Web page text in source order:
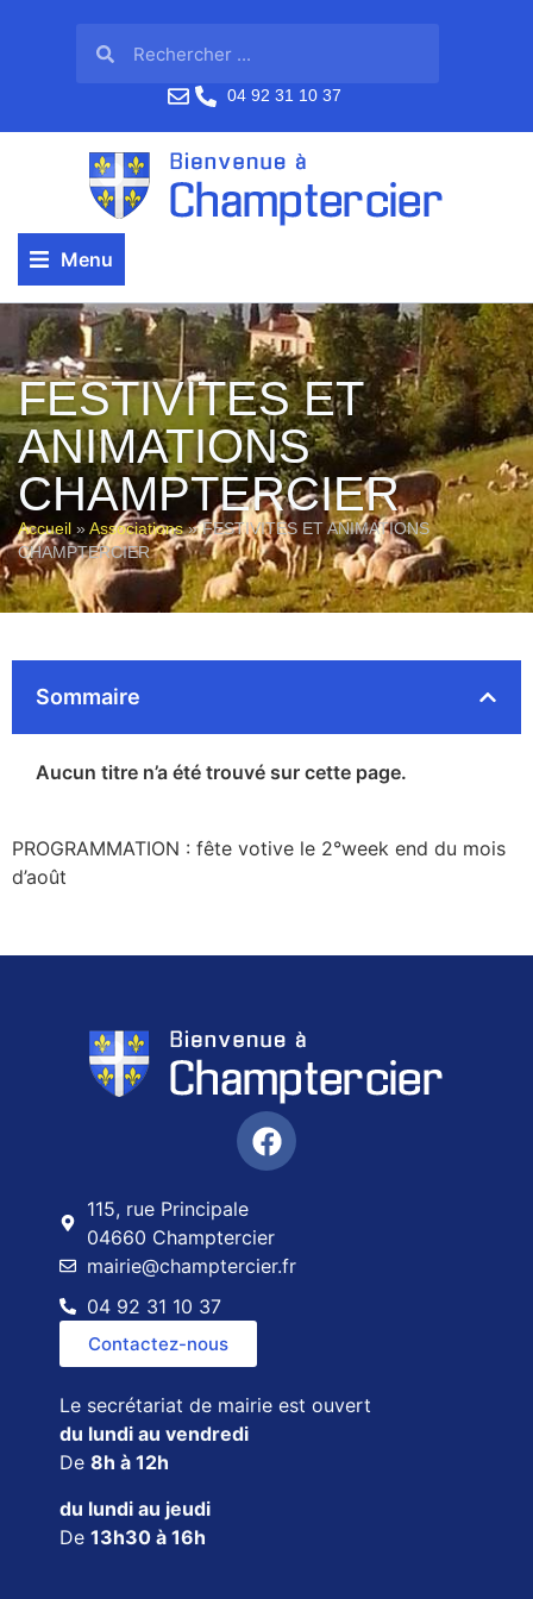
04 92 31 10 37
Menu
FESTIVITES ET
ANIMATIONS
CHAMPTERCIER
Accueil » Associations»FESTIVITES ET ANIMATIONS
CHAMPTERCIER
Sommaire
Aucun titre n’a été trouvé sur cette page.
PROGRAMMATION : fête votive le 2°week end du mois
d’août
115, rue Principale
04660 Champtercier
mairie@champtercier.fr
04 92 31 10 37
Contactez-nous
Le secrétariat de mairie est ouvert
du lundi au vendredi
De 8h à 12h
du lundi au jeudi
De 13h30 à 16h